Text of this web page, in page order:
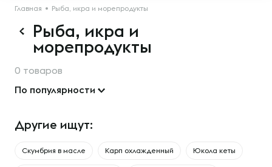
Главная Рыба, икра и морепродукты
Рыба, икра и
морепродукты
0 товаров
По популярности
Другие ищут:
Скумбрия в масле Карп охлажденный Юкола кеты